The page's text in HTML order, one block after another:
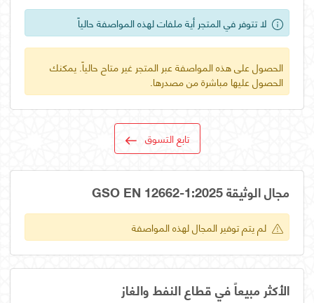
لا تتوفر في المتجر أية ملفات لهذه المواصفة حالياً
الحصول على هذه المواصفة عبر المتجر غير متاح حالياً. يمكنك
الحصول عليها مباشرة من مصدرها.
تابع التسوق
مجال الوثيقة GSO EN 12662-1:2025
لم يتم توفير المجال لهذه المواصفة
الأكثر مبيعاً في قطاع النفط والغاز